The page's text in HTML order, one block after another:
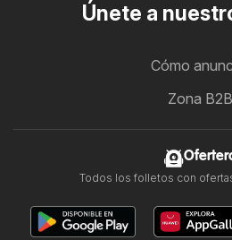
Únete a
Cómo
Zona B2B
Todos los folletos con